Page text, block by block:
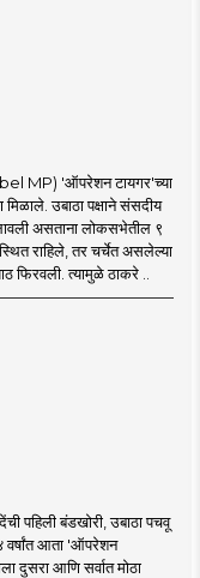
MP) 'ऑपरेशन टायगर'च्या
उबाठा पक्षाने संसदीय
असताना लोकसभेतील ९
राहिले, तर चर्चेत असलेल्या
फिरवली. त्यामुळे ठाकरे ..
पहिली बंडखोरी, उबाठा पचवू
वर्षांत आता 'ऑपरेशन
दुसरा आणि सर्वात मोठा